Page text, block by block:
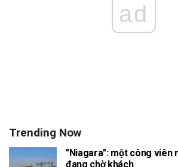
ad
Trending Now
"Niagara": một công viên
đang chờ khách